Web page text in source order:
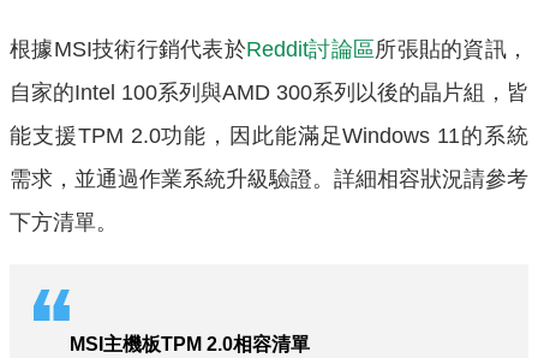
根據MSI技術行銷代表於Reddit討論區所張貼的資訊，
自家的Intel 100系列與AMD 300系列以後的晶片組，皆
能支援TPM 2.0功能，因此能滿足Windows 11的系統
需求，並通過作業系統升級驗證。詳細相容狀況請參考
下方清單。
MSI主機板TPM 2.0相容清單